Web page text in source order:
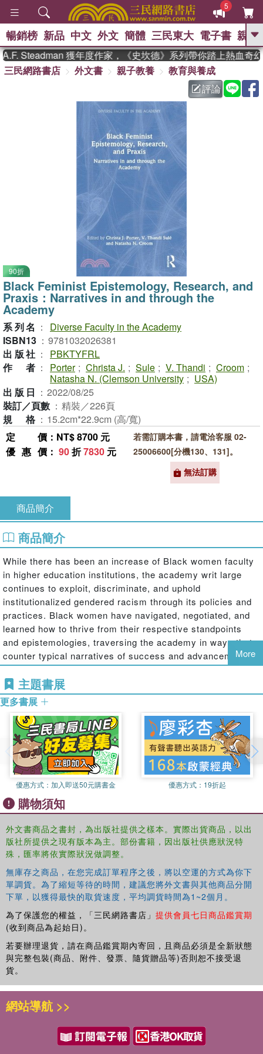
5
GO
熱搜： 東野圭吾 、 高希均教授回憶錄
父親節 、 如果歷
暑期推薦 、 國際布克
獎 臺灣漫遊錄
、 方念華
、 數學女孩：黎曼猜想
偉大的迷走神經
暢銷榜 新品 中文 外文 簡體 三民東大 電子書 親子
Steadman 獲年度作家，《史坎德》系列帶你踏上熱血奇幻
三民網路書店
外文書 親子教養
教育與養成
評論
90折
Black Feminist Epistemology, Research, and
Praxis：Narratives in and through the
Academy
系列名 ：
Diverse Faculty in the Academy
ISBN13 ： 9781032026381
出版社 ：
PBKTYFRL
作者 ： Porter ; Christa J. ; Sule ; V. Thandi ; Croom ;
Natasha N. (Clemson University ; USA)
出版日 ： 2022/08/25
裝訂／頁數 ： 精裝／226頁
規格 ： 15.2cm*22.9cm (高/寬)
定價 ：NT$ 8700 元
優惠價 ： 90折7830 元
若需訂購本書，請電洽客服 02-
25006600[分機130、131]。
無法訂購
商品簡介
商品簡介
While there has been an increase of Black women faculty
in higher education institutions, the academy writ large
continues to exploit, discriminate, and uphold
institutionalized gendered racism through its policies and
practices. Black women have navigated, negotiated, and
learned how to thrive from their respective standpoints
and epistemologies, traversing the academy in ways that
counter typical narratives of success and advancement.
This edited volume bridges together foundational and
contemporary intergenerational, interdisciplinary voices to
elucidate Black feminist epistemologies and praxis.
Chapter authors highlight relevant research,
methodologies, and theoretical or conceptual frameworks;
share experiences as doctoral students, current faculty,
and academic administrators; and offer lessons learned
and strategies to influence systemic and institutional
change for and with Black women.
More
主題書展
更多書展
優惠方式： 加入即送50元購書金 優惠方式： 19折起
購物須知
外文書商品之書封，為出版社提供之樣本。實際出貨商品，以出
版社所提供之現有版本為主。部份書籍，因出版社供應狀況特
殊，匯率將依實際狀況做調整。
無庫存之商品，在您完成訂單程序之後，將以空運的方式為你下
單調貨。為了縮短等待的時間，建議您將外文書與其他商品分開
下單，以獲得最快的取貨速度，平均調貨時間為1~2個月。
為了保護您的權益，「三民網路書店」 提供會員七日商品鑑賞期
(收到商品為起始日)。
若要辦理退貨，請在商品鑑賞期內寄回，且商品必須是全新狀態
與完整包裝(商品、附件、發票、隨貨贈品等)否則恕不接受退
貨。
網站導航 >>